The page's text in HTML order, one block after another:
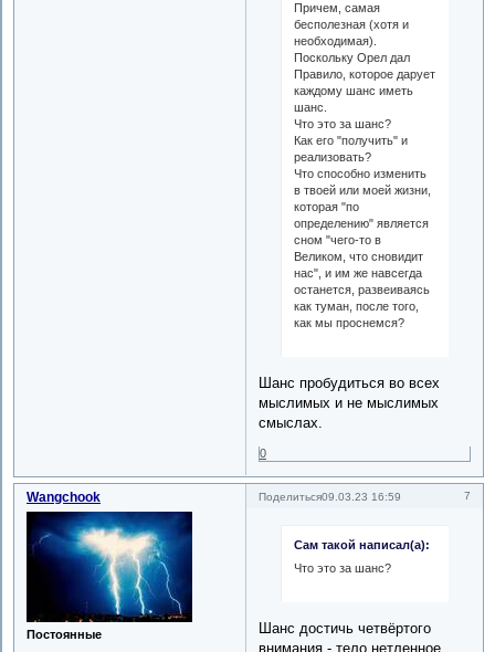
Причем, самая
бесполезная (хотя и
необходимая).
Поскольку Орел дал
Правило, которое дарует
каждому шанс иметь
шанс.
Что это за шанс?
Как его "получить" и
реализовать?
Что способно изменить
в твоей или моей жизни,
которая "по
определению" является
сном "чего-то в
Великом, что сновидит
нас", и им же навсегда
останется, развеиваясь
как туман, после того,
как мы проснемся?
Шанс пробудиться во всех
мыслимых и не мыслимых
смыслах.
0
Поделиться 7
09.03.23 16:59
Wangchook
Постоянные
Сам такой написал(а):
Что это за шанс?
Шанс достичь четвёртого
внимания - тело нетленное